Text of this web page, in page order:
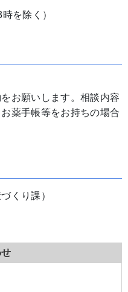
を除く）
お願いします。相談内容
薬手帳等をお持ちの場合
くり課）